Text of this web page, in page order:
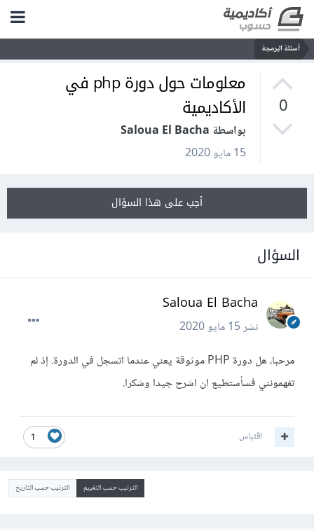
أسئلة البرمجة
0
معلومات حول دورة php في
الأكاديمية
بواسطة Saloua El Bacha
15 مايو 2020
أجب على هذا السؤال
السؤال
Saloua El Bacha
نشر15 مايو 2020
مرحبا، هل دورة PHP موثوقة يعني عندما اتسجل في الدورة. إذ لم
تفهمونني فسأستطيع ان اشرح جيدا وشكرا.
1 اقتباس
الترتيب حسب التقييم الترتيب حسب التاريخ